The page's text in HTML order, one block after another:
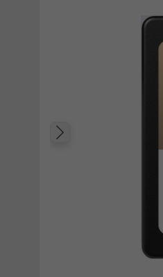
Poprzedni